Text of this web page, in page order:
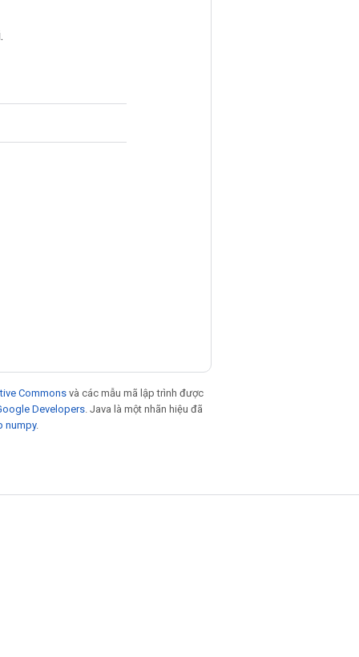
Commons và các mẫu mã lập trình được
Developers . Java là một nhãn hiệu đã
numpy.